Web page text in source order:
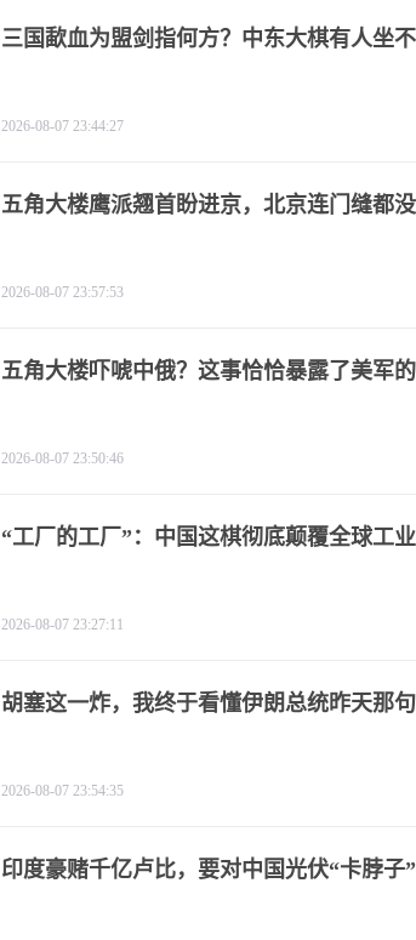
三国歃血为盟剑指何方？中东大棋有人坐
2026-08-07 23:44:27
五角大楼鹰派翘首盼进京，北京连门缝都
2026-08-07 23:57:53
五角大楼吓唬中俄？这事恰恰暴露了美军
2026-08-07 23:50:46
“工厂的工厂”：中国这棋彻底颠覆全球工
2026-08-07 23:27:11
胡塞这一炸，我终于看懂伊朗总统昨天那
2026-08-07 23:54:35
印度豪赌千亿卢比，要对中国光伏“卡脖子”